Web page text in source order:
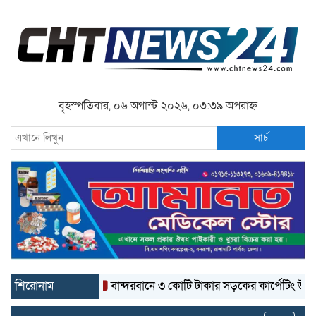
বৃহস্পতিবার, ০৬ অগাস্ট ২০২৬, ০৩:৩৯ অপরাহ্ন
সার্চ
শিরোনাম বান্দরবানে ৩ কোটি টাকার সড়কের কার্পেটিং উঠে যাচ্ছে